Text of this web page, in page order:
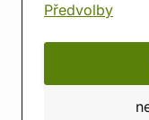
Předvolby
Hodnocení obchodu